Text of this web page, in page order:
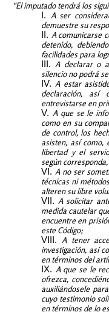
“El imputado tendrá los
A ser
demuestre su
A comunicarse
detenido,
facilidades para
A declarar o
silencio no podrá
A estar
declaración, así
entrevistarse en
A que se le
como en su
de control, los
asisten, así como,
libertad y el
según
A no ser
técnicas ni
alteren su libre
A solicitar
medida cautelar
encuentre en
este Código;
A tener
investigación, así
en términos del
A que se le
ofrezca,
auxiliándosele
cuyo testimonio
en términos de lo